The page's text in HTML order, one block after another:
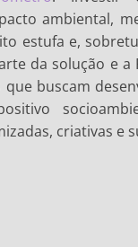
ambiental,
estufa e,
da solução e a
que buscam
criativas e